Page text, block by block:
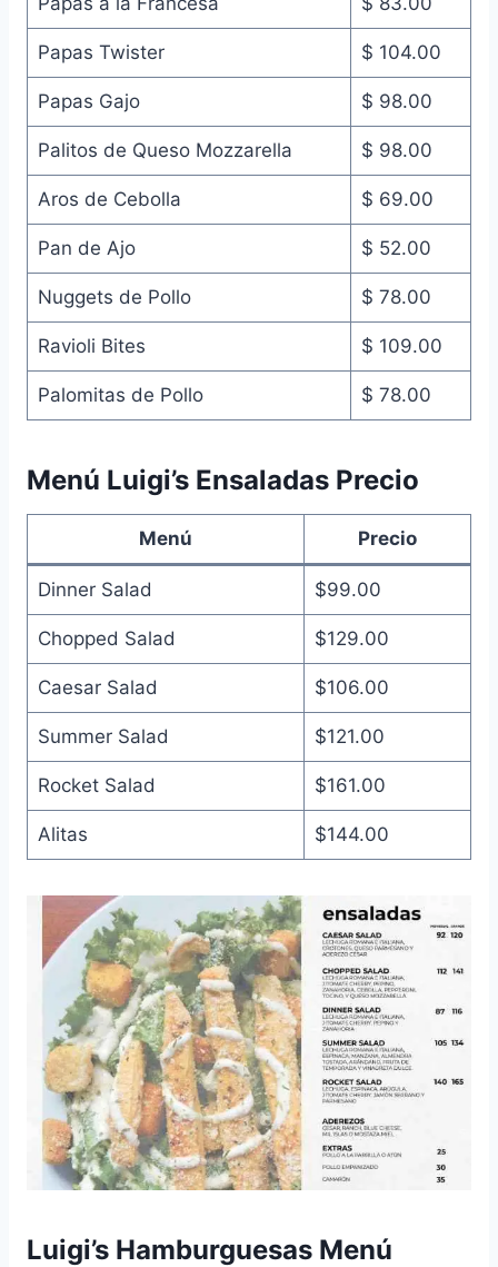
Papas Twister $ 104.00
Papas Gajo $ 98.00
Palitos de Queso Mozzarella $ 98.00
Aros de Cebolla $ 69.00
Pan de Ajo $ 52.00
Nuggets de Pollo $ 78.00
Ravioli Bites $ 109.00
Palomitas de Pollo $ 78.00
Menú Luigi’s Ensaladas Precio
Menú Precio
Dinner Salad $99.00
Chopped Salad $129.00
Caesar Salad $106.00
Summer Salad $121.00
Rocket Salad $161.00
Alitas $144.00
Luigi’s Hamburguesas Menú